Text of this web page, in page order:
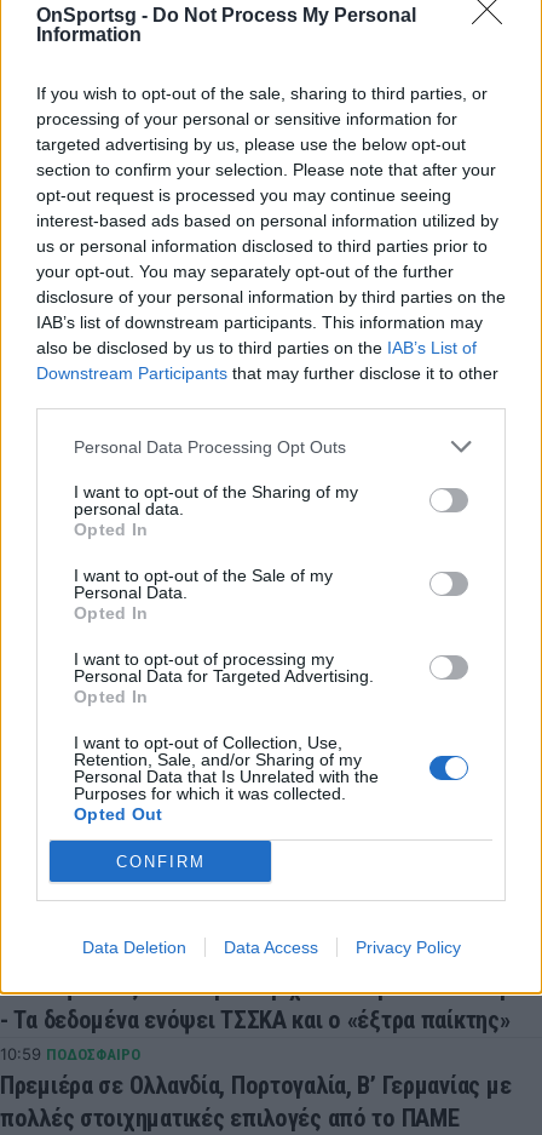
OnSportsg - Do Not Process My Personal
Information
If you wish to opt-out of the sale, sharing to third parties, or
processing of your personal or sensitive information for
targeted advertising by us, please use the below opt-out
section to confirm your selection. Please note that after your
opt-out request is processed you may continue seeing
interest-based ads based on personal information utilized by
us or personal information disclosed to third parties prior to
your opt-out. You may separately opt-out of the further
disclosure of your personal information by third parties on the
IAB’s list of downstream participants. This information may
also be disclosed by us to third parties on the IAB’s List of
Downstream Participants that may further disclose it to other
Personal Data Processing Opt Outs
I want to opt-out of the Sharing of my
personal data.
Opted In
I want to opt-out of the Sale of my
Personal Data.
Opted In
I want to opt-out of processing my
Personal Data for Targeted Advertising.
Opted In
I want to opt-out of Collection, Use,
Retention, Sale, and/or Sharing of my
Personal Data that Is Unrelated with the
Purposes for which it was collected.
Opted Out
CONFIRM
Data Deletion Data Access Privacy Policy
μέσο όρο σε 19 λεπτά συμμετοχής στην EuroLeague.
Παιχνίδι από παντού στη Novibet με το
νέο Mobile App
Λουίς Σκόλα
LATEST NEWS
ΠΟΔΟΣΦΑΙΡΟ
Αλλάζει το στάτους του Φώτη Ιωαννίδη στη Σπόρτινγκ
ΠΟΔΟΣΦΑΙΡΟ
ΑΕΚ - ΟΦΗ: Ολοταχώς προς sold out ο τελικός του
Super Cup - Πόσα εισιτήρια απομένουν
Το τέλος των δίσκων στα videogames είναι πιο κοντά
CONFERENCE LEAGUE
Παναθηναϊκός: Ο Νίστρουπ ρίχνει στα βαθιά τον Λιβάι
- Τα δεδομένα ενόψει ΤΣΣΚΑ και ο «έξτρα παίκτης»
10:59 ΠΟΔΟΣΦΑΙΡΟ
Πρεμιέρα σε Ολλανδία, Πορτογαλία, Β’ Γερμανίας με
πολλές στοιχηματικές επιλογές από το ΠΑΜΕ